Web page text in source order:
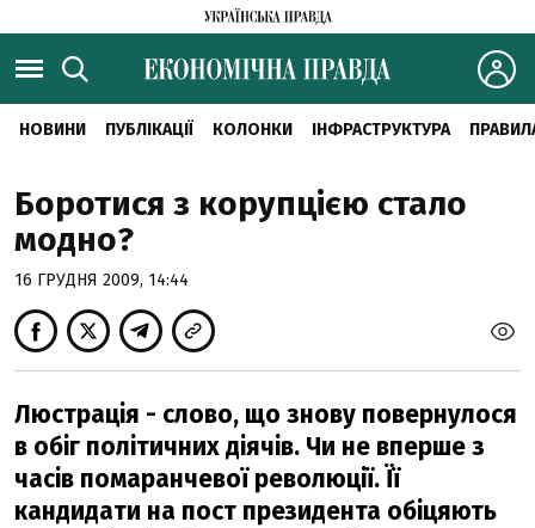
НОВИНИ ПУБЛІКАЦІЇ КОЛОНКИ ІНФРАСТРУКТУРА
Боротися з корупцією стало
модно?
16 ГРУДНЯ 2009, 14:44
Люстрація - слово, що знову повернулося
в обіг політичних діячів. Чи не вперше з
часів помаранчевої революції. Її
кандидати на пост президента обіцяють